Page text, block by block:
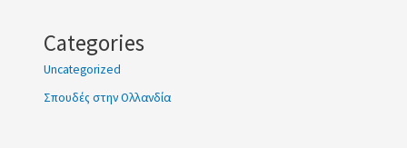
Categories
Uncategorized
Σπουδές στην Ολλανδία